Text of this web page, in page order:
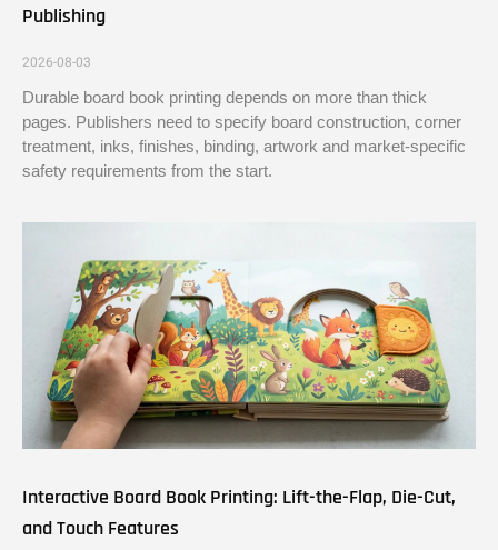
Publishing
2026-08-03
Durable board book printing depends on more than thick
pages. Publishers need to specify board construction, corner
treatment, inks, finishes, binding, artwork and market-specific
safety requirements from the start.
Interactive Board Book Printing: Lift-the-Flap, Die-Cut,
and Touch Features